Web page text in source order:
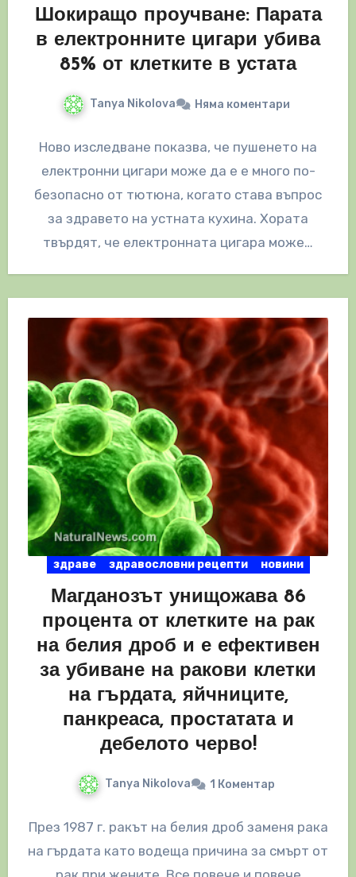
Шокиращо проучване: Парата
в електронните цигари убива
85% от клетките в устата
Tanya Nikolova Няма коментари
Ново изследване показва, че пушенето на
електронни цигари може да е е много по-
безопасно от тютюна, когато става въпрос
за здравето на устната кухина. Хората
твърдят, че електронната цигара може…
здраве здравословни рецепти новини
Магданозът унищожава 86
процента от клетките на рак
на белия дроб и е ефективен
за убиване на ракови клетки
на гърдата, яйчниците,
панкреаса, простатата и
дебелото черво!
Tanya Nikolova 1 Коментар
През 1987 г. ракът на белия дроб заменя рака
на гърдата като водеща причина за смърт от